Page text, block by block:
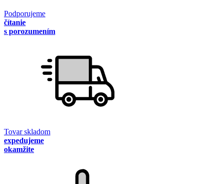
Podporujeme
čítanie
s porozumením
Tovar skladom
expedujeme
okamžite